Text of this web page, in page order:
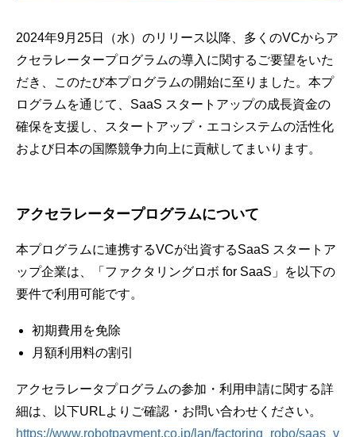
2024年9月25日（水）のリリース以降、多くのVCからア
クセラレータープログラムの導入に関するご要望をいた
だき、このたび本プログラムの開始に至りました。本プ
ログラムを通じて、SaaS スタートアップの成長資金の
確保を支援し、スタートアップ・エコシステムの活性化
および日本の国際競争力向上に貢献してまいります。
アクセラレータープログラムについて
本プログラムに連携するVCが出資するSaaS スタートア
ップ企業は、「ファクタリングロボ for SaaS」を以下の
要件で利用可能です。
初期費用を免除
月額利用料の割引
アクセラレータプログラムの参加・利用申請に関する詳
細は、以下URLよりご確認・お問い合わせください。
https://www.robotpayment.co.jp/lan/factoring_robo/saas_v